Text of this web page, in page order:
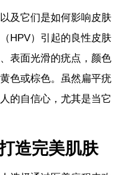
及它们是如何影响皮肤
HPV）引起的良性皮肤
表面光滑的疣点，颜色
色或棕色。虽然扁平疣
的自信心，尤其是当它
造完美肌肤